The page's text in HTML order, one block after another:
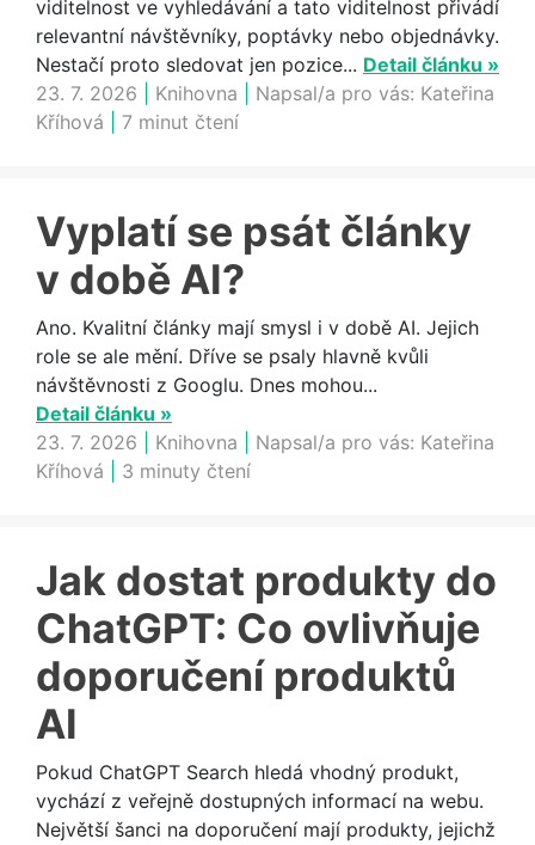
viditelnost ve vyhledávání a tato viditelnost přivádí
relevantní návštěvníky, poptávky nebo objednávky.
Nestačí proto sledovat jen pozice... Detail článku »
23. 7. 2026
Knihovna Napsal/a pro vás: Kateřina
Kříhová
7 minut čtení
Vyplatí se psát články
v době AI?
Ano. Kvalitní články mají smysl i v době AI. Jejich
role se ale mění. Dříve se psaly hlavně kvůli
návštěvnosti z Googlu. Dnes mohou...
Detail článku »
23. 7. 2026
Knihovna Napsal/a pro vás: Kateřina
Kříhová
3 minuty čtení
Jak dostat produkty do
ChatGPT: Co ovlivňuje
doporučení produktů
AI
Pokud ChatGPT Search hledá vhodný produkt,
vychází z veřejně dostupných informací na webu.
Největší šanci na doporučení mají produkty, jejichž